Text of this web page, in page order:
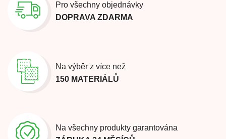
Pro všechny objednávky
DOPRAVA ZDARMA
Na výběr z více než
150 MATERIÁLŮ
Na všechny produkty garantována